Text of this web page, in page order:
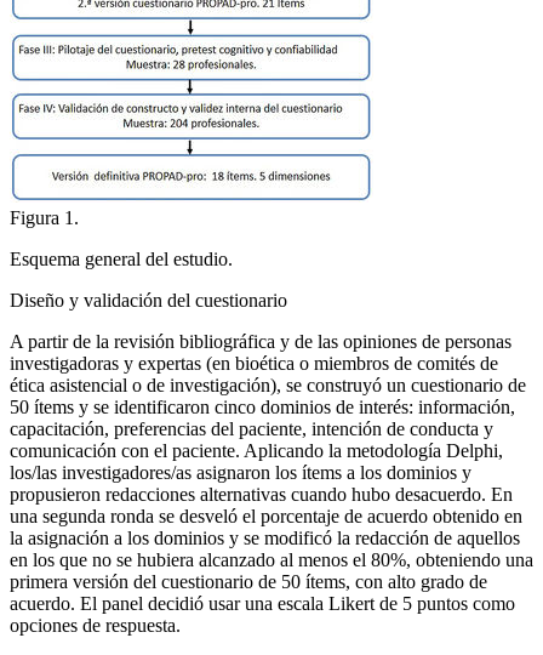
Figura 1.
Esquema general del estudio.
Diseño y validación del cuestionario
A partir de la revisión bibliográfica y de las opiniones de personas
investigadoras y expertas (en bioética o miembros de comités de
ética asistencial o de investigación), se construyó un cuestionario de
50 ítems y se identificaron cinco dominios de interés: información,
capacitación, preferencias del paciente, intención de conducta y
comunicación con el paciente. Aplicando la metodología Delphi,
los/las investigadores/as asignaron los ítems a los dominios y
propusieron redacciones alternativas cuando hubo desacuerdo. En
una segunda ronda se desveló el porcentaje de acuerdo obtenido en
la asignación a los dominios y se modificó la redacción de aquellos
en los que no se hubiera alcanzado al menos el 80%, obteniendo una
primera versión del cuestionario de 50 ítems, con alto grado de
acuerdo. El panel decidió usar una escala Likert de 5 puntos como
opciones de respuesta.